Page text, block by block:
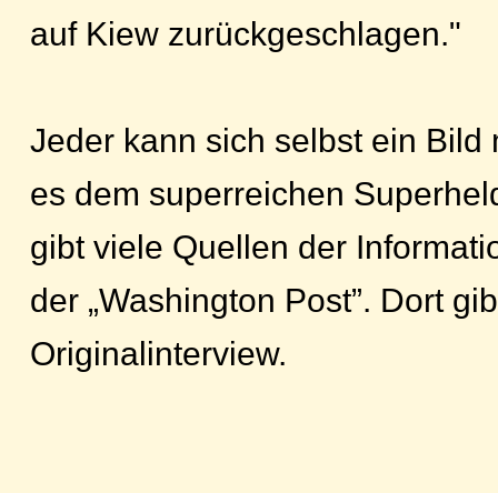
auf Kiew zurückgeschlagen."
Jeder kann sich selbst ein Bild
es dem superreichen
gibt viele Quellen der
der „Washington Post”. Dort
Originalinterview.